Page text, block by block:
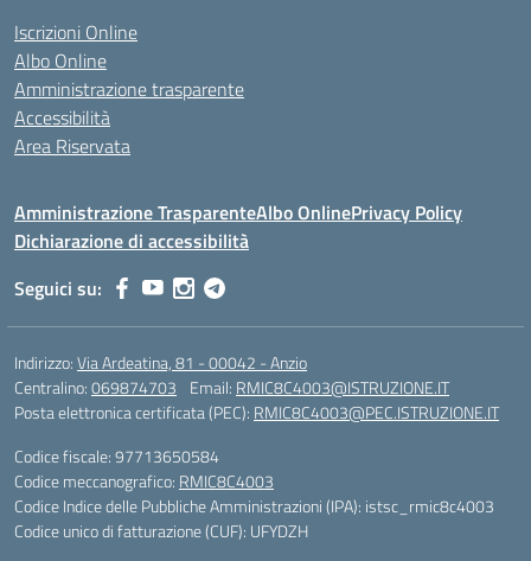
Iscrizioni Online
Albo Online
Amministrazione trasparente
Accessibilità
Area Riservata
Amministrazione TrasparenteAlbo OnlinePrivacy Policy
Dichiarazione di accessibilità
Seguici su:
Indirizzo:Via Ardeatina, 81 - 00042 - Anzio
Centralino:069874703 Email: RMIC8C4003@ISTRUZIONE.IT
Posta elettronica certificata (PEC): RMIC8C4003@PEC.ISTRUZIONE.IT
Codice fiscale: 97713650584
Codice meccanografico: RMIC8C4003
Codice Indice delle Pubbliche Amministrazioni (IPA): istsc_rmic8c4003
Codice unico di fatturazione (CUF): UFYDZH